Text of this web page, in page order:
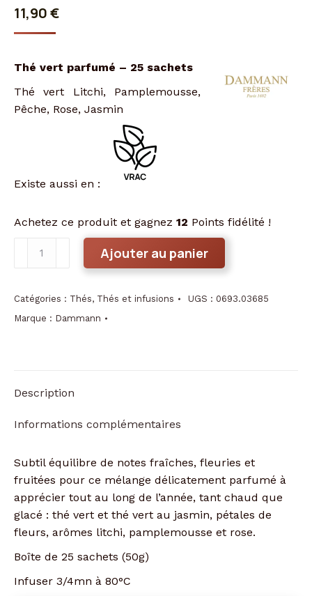
11,90€
Thé vert parfumé – 25 sachets
Thé vert Litchi, Pamplemousse,
Pêche, Rose, Jasmin
Existe aussi en :
Achetez ce produit et gagnez 12 Points fidélité !
vert
Bali
Ajouter au panier
Catégories : Thés, Thés et infusions UGS : 0693.03685
Marque : Dammann
Description
Informations complémentaires
Subtil équilibre de notes fraîches, fleuries et
fruitées pour ce mélange délicatement parfumé à
apprécier tout au long de l’année, tant chaud que
glacé : thé vert et thé vert au jasmin, pétales de
fleurs, arômes litchi, pamplemousse et rose.
Boîte de 25 sachets (50g)
Infuser 3/4mn à 80°C